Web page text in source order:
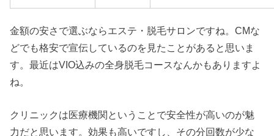
金額の安さで選ぶならエステ・脱毛サロンですね。CMな
どでも格安で宣伝しているのを見たことがあると思いま
す。最近はVIO込みの全身脱毛コースなんかもありますよ
ね。
クリニックは医療機関ということで安全性が高いのが魅
力だと思います。効果も高いですし、その分回数が少な